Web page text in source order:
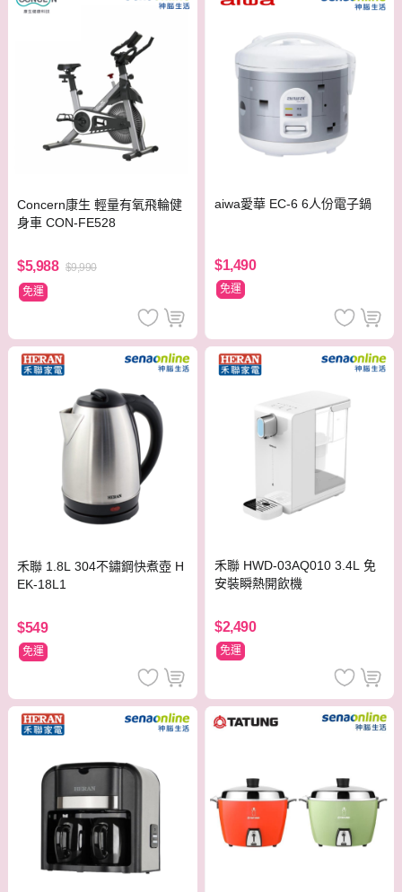
Concern康生 輕量有氧飛輪健
身車 CON-FE528
$5,988 $9,990
免運
aiwa愛華 EC-6 6人份電子鍋
$1,490
免運
禾聯 1.8L 304不鏽鋼快煮壺 H
EK-18L1
$549
免運
禾聯 HWD-03AQ010 3.4L 免
安裝瞬熱開飲機
$2,490
免運